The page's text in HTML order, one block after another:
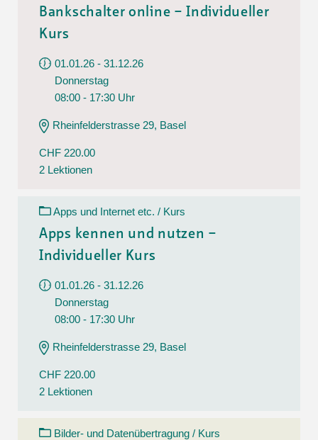
Bankschalter online – Individueller
Kurs
01.01.26 - 31.12.26
Donnerstag
08:00 - 17:30 Uhr
Rheinfelderstrasse 29, Basel
CHF 220.00
2 Lektionen
Apps und Internet etc. / Kurs
Apps kennen und nutzen –
Individueller Kurs
01.01.26 - 31.12.26
Donnerstag
08:00 - 17:30 Uhr
Rheinfelderstrasse 29, Basel
CHF 220.00
2 Lektionen
Bilder- und Datenübertragung / Kurs